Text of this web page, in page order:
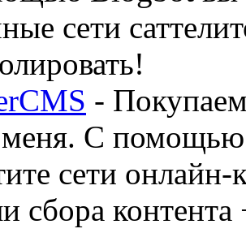
сети
-
меня. С помощью
сети
сбора